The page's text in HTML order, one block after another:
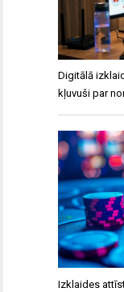
Digitālā
kļuvuši par
Izklaides